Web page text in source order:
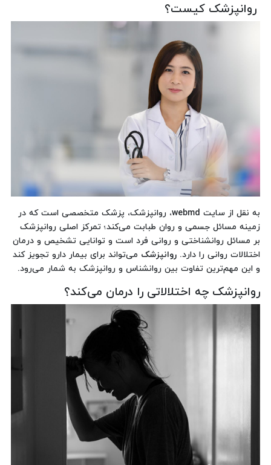
روانپزشک کیست؟
به نقل از سایت webmd، روانپزشک، پزشک متخصصی است که در
زمینه مسائل جسمی و روان طبابت می‌کند؛ تمرکز اصلی روانپزشک
بر مسائل روانشناختی و روانی فرد است و توانایی تشخیص و درمان
اختلالات روانی را دارد. روانپزشک می‌تواند برای بیمار دارو تجویز کند
و این مهم‌ترین تفاوت بین روانشناس و روانپزشک به شمار می‌رود.
روانپزشک چه اختلالاتی را درمان می‌کند؟